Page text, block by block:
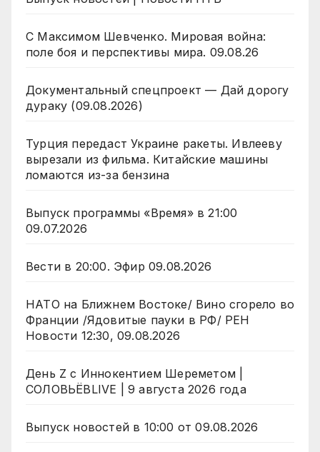
С Максимом Шевченко. Мировая война:
поле боя и перспективы мира. 09.08.26
Документальный спецпроект — Дай дорогу
дураку (09.08.2026)
Турция передаст Украине ракеты. Ивлееву
вырезали из фильма. Китайские машины
ломаются из-за бензина
Выпуск программы «Время» в 21:00
09.07.2026
Вести в 20:00. Эфир 09.08.2026
НАТО на Ближнем Востоке/ Вино сгорело во
Франции /Ядовитые пауки в РФ/ РЕН
Новости 12:30, 09.08.2026
День Z с Иннокентием Шереметом |
СОЛОВЬЁВLIVE | 9 августа 2026 года
Выпуск новостей в 10:00 от 09.08.2026